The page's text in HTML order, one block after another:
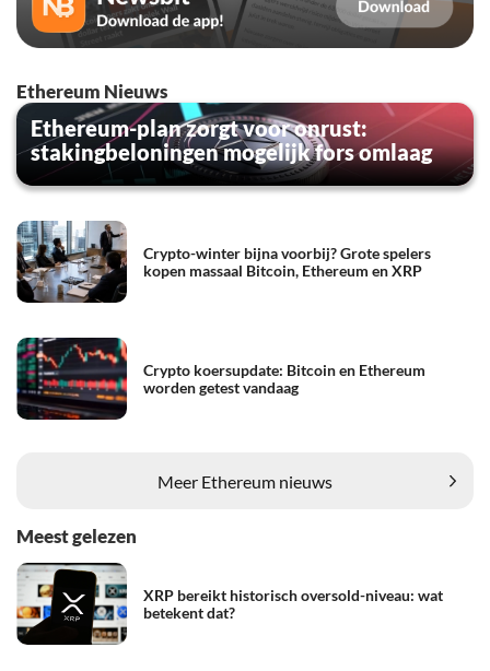
Ethereum Nieuws
Ethereum-plan zorgt voor onrust:
stakingbeloningen mogelijk fors omlaag
Crypto-winter bijna voorbij? Grote spelers
kopen massaal Bitcoin, Ethereum en XRP
Crypto koersupdate: Bitcoin en Ethereum
worden getest vandaag
Meer Ethereum nieuws
Meest gelezen
XRP bereikt historisch oversold-niveau: wat
betekent dat?